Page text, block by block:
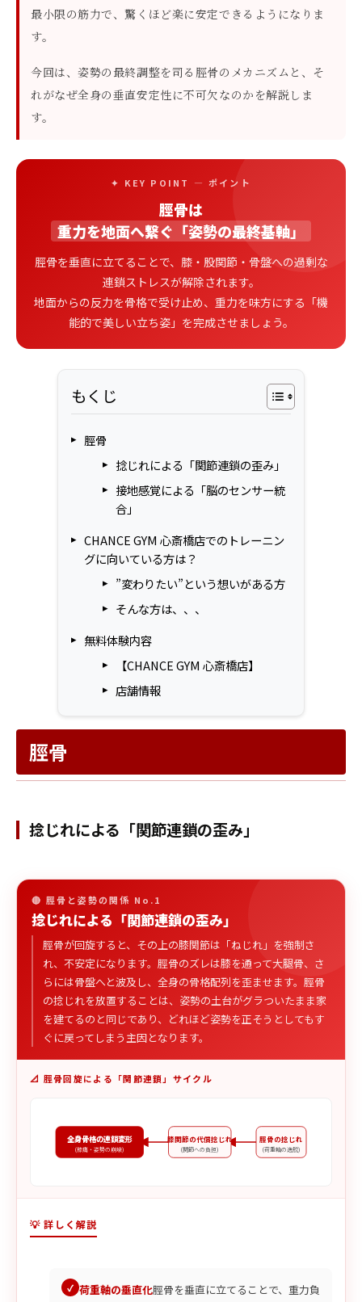
最小限の筋力で、驚くほど楽に安定できるようになりま
す。
今回は、姿勢の最終調整を司る脛骨のメカニズムと、そ
れがなぜ全身の垂直安定性に不可欠なのかを解説しま
す。
✦ KEY POINT — ポイント
脛骨は
重力を地面へ繋ぐ「姿勢の最終基軸」
脛骨を垂直に立てることで、膝・股関節・骨盤への過剰な
連鎖ストレスが解除されます。
地面からの反力を骨格で受け止め、重力を味方にする「機
能的で美しい立ち姿」を完成させましょう。
もくじ
脛骨
捻じれによる「関節連鎖の歪み」
接地感覚による「脳のセンサー統
合」
CHANCE GYM 心斎橋店でのトレーニン
グに向いている方は？
”変わりたい”という想いがある方
そんな方は、、、
無料体験内容
【CHANCE GYM 心斎橋店】
店舗情報
脛骨
捻じれによる「関節連鎖の歪み」
🔴 脛骨と姿勢の関係 No.1
捻じれによる「関節連鎖の歪み」
脛骨が回旋すると、その上の膝関節は「ねじれ」を強制さ
れ、不安定になります。脛骨のズレは膝を通って大腿骨、さ
らには骨盤へと波及し、全身の骨格配列を歪ませます。脛骨
の捻じれを放置することは、姿勢の土台がグラついたまま家
を建てるのと同じであり、どれほど姿勢を正そうとしてもす
ぐに戻ってしまう主因となります。
📐 脛骨回旋による「関節連鎖」サイクル
脛骨の捻じれ
(荷重軸の逸脱)
膝関節の代償捻じれ
(関節への負担)
全身骨格の連鎖変形
(膝痛・姿勢の崩壊)
💡 詳しく解説
荷重軸の垂直化脛骨を垂直に立てることで、重力負